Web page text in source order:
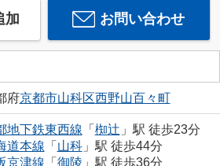
加 お問い合わせ
府京都市山科区西野山百々町
地下鉄東西線 「 椥辻 」駅 徒歩23分
道本線 「 山科」駅 徒歩44分
京津線 「 御陵 」駅 徒歩36分